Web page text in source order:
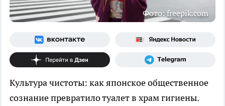
Фото: freepik.com
Культура чистоты: как японское общественное
сознание превратило туалет в храм гигиены.